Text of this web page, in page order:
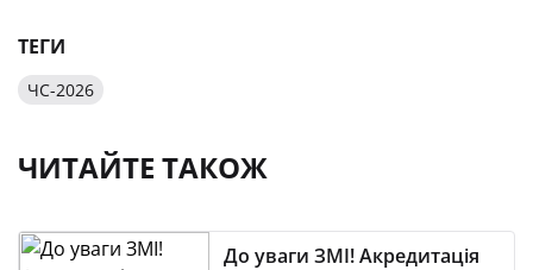
ТЕГИ
ЧС-2026
ЧИТАЙТЕ ТАКОЖ
До уваги ЗМІ! Акредитація